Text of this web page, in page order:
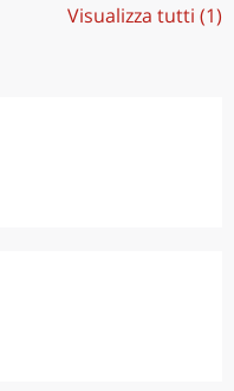
Visualizza tutti (1)